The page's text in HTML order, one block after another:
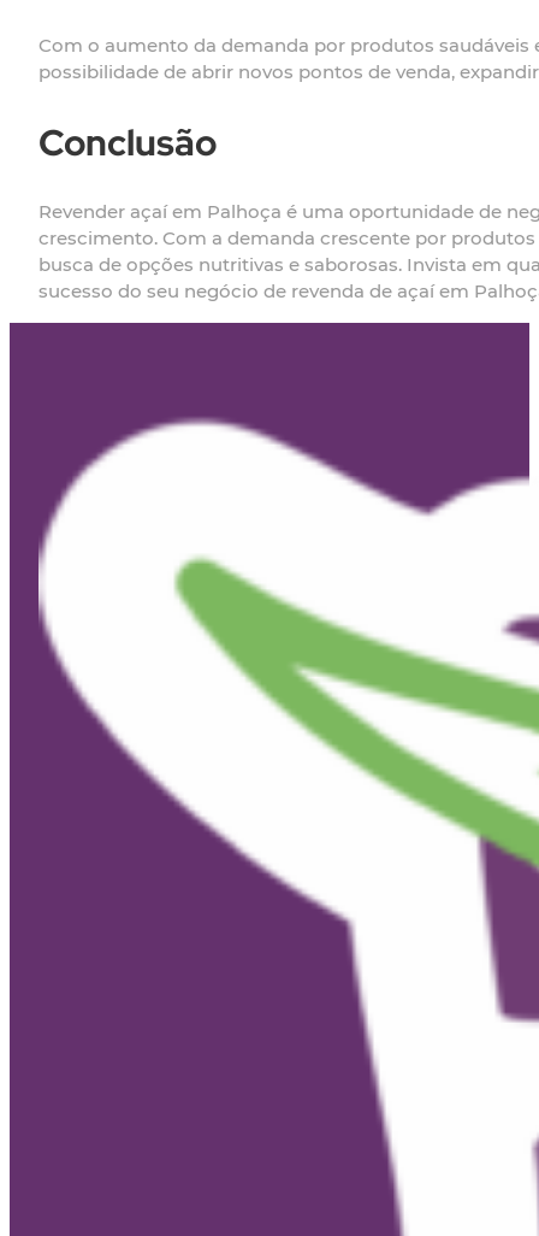
Com o aumento da demanda por produtos saudáveis
possibilidade de abrir novos pontos de venda,
Conclusão
Revender açaí em Palhoça é uma oportunidade de
crescimento. Com a demanda crescente por
busca de opções nutritivas e saborosas. Invista em
sucesso do seu negócio de revenda de açaí em